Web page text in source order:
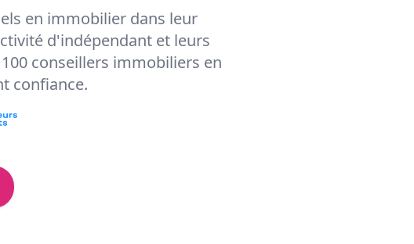
en immobilier dans leur
d'indépendant et leurs
conseillers immobiliers en
confiance.